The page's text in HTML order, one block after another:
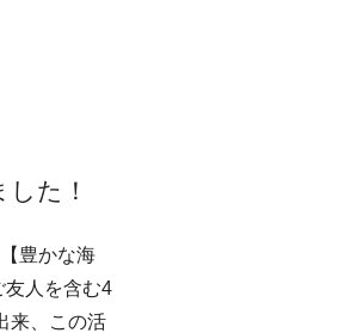
た！
豊かな海
友人を含む4
来、この活